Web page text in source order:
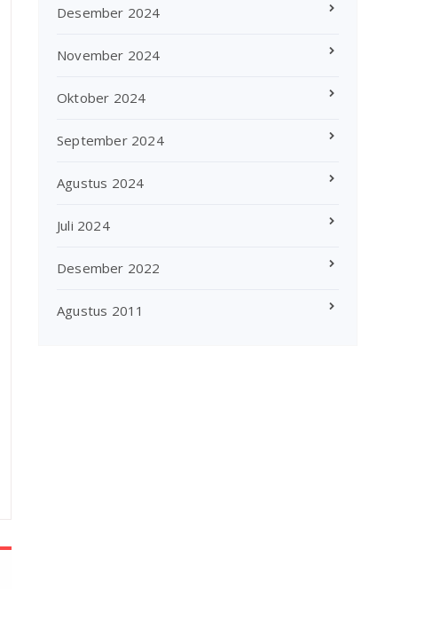
Desember 2024
November 2024
Oktober 2024
September 2024
Agustus 2024
Juli 2024
Desember 2022
Agustus 2011